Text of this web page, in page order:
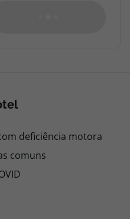
deficiência motora
comuns